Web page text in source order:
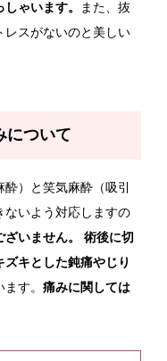
ゃいます。
また、抜
レスがないのと美しい
について
）と笑気麻酔（吸引
ないよう対応しますの
いません。
術後に切
キとした鈍痛やじり
す。 痛みに関しては